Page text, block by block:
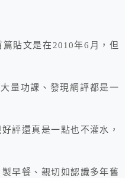
篇貼文是在2010年6月，但
量功課、發現網評都是一
評還真是一點也不灌水，
早餐、親切如認識多年舊